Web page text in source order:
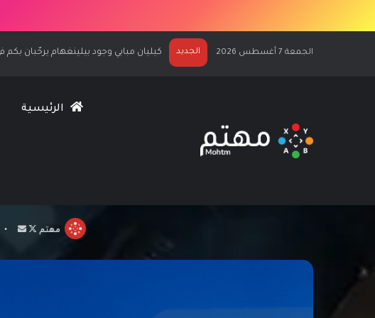
الجمعة 7 أغسطس 2026 الجديد الكشف عن كيليان مبابي نجماً لغلاف EA SPORTS FC 27
الرئيسية
مهتم
تابع أرسل